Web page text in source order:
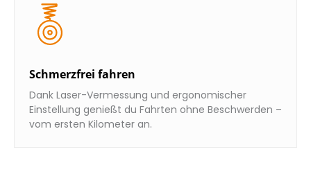
Schmerzfrei fahren
Dank Laser-Vermessung und ergonomischer
Einstellung genießt du Fahrten ohne Beschwerden –
vom ersten Kilometer an.